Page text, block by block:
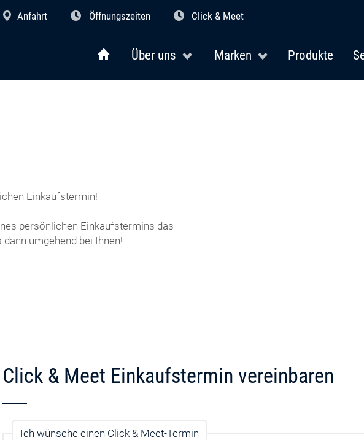
Anfahrt Öffnungszeiten Click & Meet
Über uns Marken Produkte
Einkaufstermin!
persönlichen Einkaufstermins das
umgehend bei Ihnen!
Click & Meet Einkaufstermin vereinbaren
Ich wünsche einen Click & Meet-Termin